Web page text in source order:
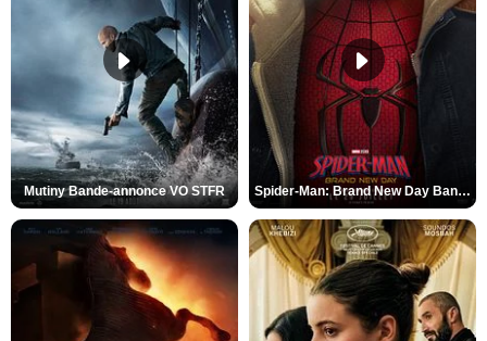
Mutiny Bande-annonce VO STFR Spider-Man: Brand New Day Bande-annonce VO STFR